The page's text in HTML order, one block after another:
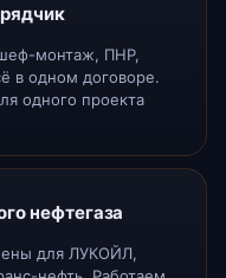
шеф-монтаж, ПНР,
в одном договоре.
одного проекта
нефтегаза
для ЛУКОЙЛ,